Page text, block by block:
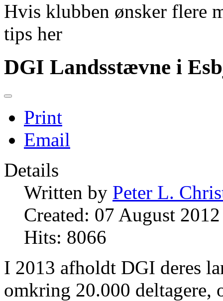
Hvis klubben ønsker flere
tips her
DGI Landsstævne i
Print
Email
Details
Written by Peter L.
Created: 07 August 2012
Hits: 8066
I 2013 afholdt DGI deres
omkring 20.000 deltagere,